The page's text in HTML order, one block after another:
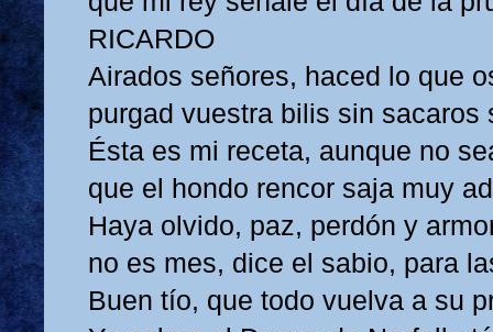
RICARDO
Airados señores, haced lo que
purgad vuestra bilis sin sacaros
Ésta es mi receta, aunque no
que el hondo rencor saja muy
Haya olvido, paz, perdón y
no es mes, dice el sabio, para
Buen tío, que todo vuelva a su